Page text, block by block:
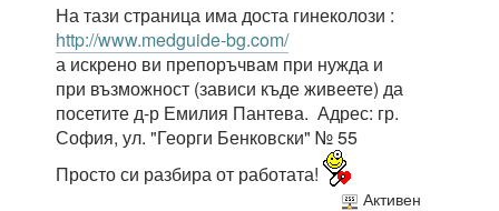
На тази страница има доста гинеколози :
http://www.medguide-bg.com/
а искрено ви препоръчвам при нужда и
при възможност (зависи къде живеете) да
посетите д-р Емилия Пантева. Адрес: гр.
София, ул. "Георги Бенковски" № 55
Просто си разбира от работата!
Активен